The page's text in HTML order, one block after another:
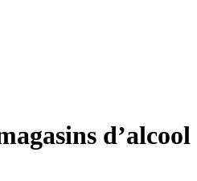
d’alcool